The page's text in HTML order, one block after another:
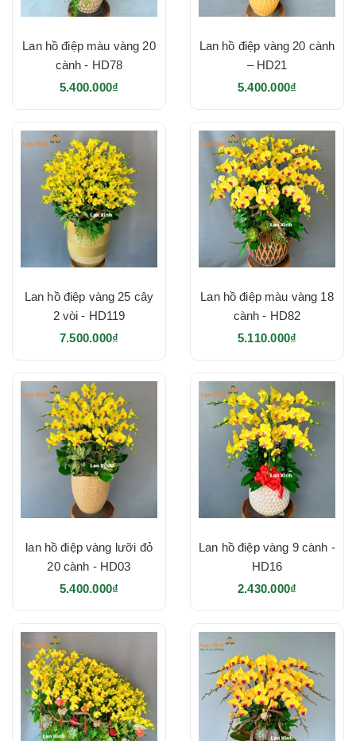
Lan hồ điệp màu vàng 20
cành - HD78
5.400.000₫
Lan hồ điệp vàng 20 cành
– HD21
5.400.000₫
Lan hồ điệp vàng 25 cây
2 vòi - HD119
7.500.000₫
Lan hồ điệp màu vàng 18
cành - HD82
5.110.000₫
lan hồ điệp vàng lưỡi đỏ
20 cành - HD03
5.400.000₫
Lan hồ điệp vàng 9 cành -
HD16
2.430.000₫